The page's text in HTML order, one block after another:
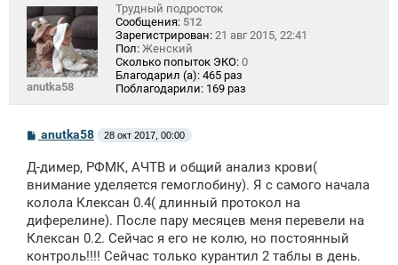
anutka58
Трудный подросток
Сообщения: 512
Зарегистрирован: 21 авг 2015, 22:41
Пол: Женский
Сколько попыток ЭКО: 0
Благодарил (а): 465 раз
Поблагодарили: 169 раз
С
о
б
щ
н
и
anutka58 28 окт 2017, 00:00
Д-димер, РФМК, АЧТВ и общий анализ крови(
внимание уделяется гемоглобину). Я с самого начала
колола Клексан 0.4( длинный протокол на
диферелине). После пару месяцев меня перевели на
Клексан 0.2. Сейчас я его не колю, но постоянный
контроль!!!! Сейчас только курантил 2 таблы в день.